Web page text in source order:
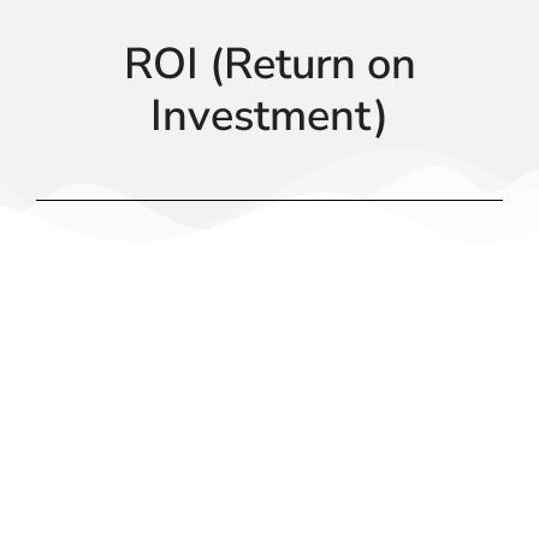
ROI (Return on
Investment)